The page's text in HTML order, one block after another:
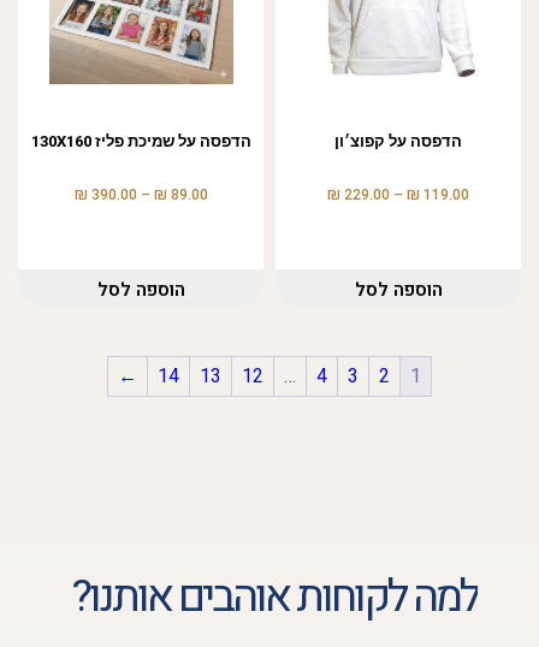
הדפסה על קפוצ׳ון
119.00
₪
–
229.00
₪
הוספה לסל
הדפסה על שמיכת פליז 130X160
89.00
₪
–
390.00
₪
הוספה לסל
1
2
3
4
…
12
13
14
←
למה לקוחות אוהבים אותנו?